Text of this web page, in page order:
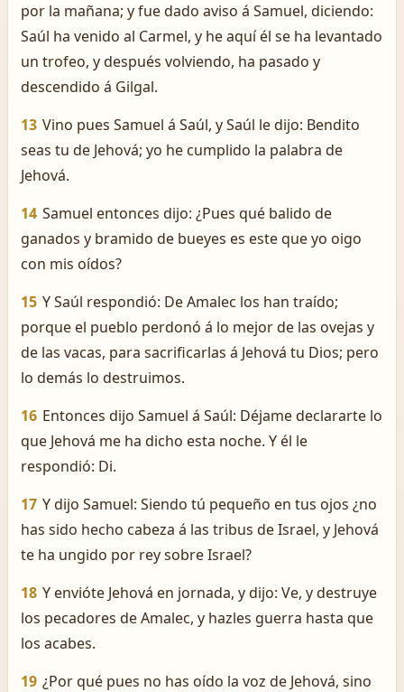
por la mañana; y fue dado aviso á Samuel, diciendo:
Saúl ha venido al Carmel, y he aquí él se ha levantado
un trofeo, y después volviendo, ha pasado y
descendido á Gilgal.
13 Vino pues Samuel á Saúl, y Saúl le dijo: Bendito
seas tu de Jehová; yo he cumplido la palabra de
Jehová.
14 Samuel entonces dijo: ¿Pues qué balido de
ganados y bramido de bueyes es este que yo oigo
con mis oídos?
15 Y Saúl respondió: De Amalec los han traído;
porque el pueblo perdonó á lo mejor de las ovejas y
de las vacas, para sacrificarlas á Jehová tu Dios; pero
lo demás lo destruimos.
16 Entonces dijo Samuel á Saúl: Déjame declararte lo
que Jehová me ha dicho esta noche. Y él le
respondió: Di.
17 Y dijo Samuel: Siendo tú pequeño en tus ojos ¿no
has sido hecho cabeza á las tribus de Israel, y Jehová
te ha ungido por rey sobre Israel?
18 Y envióte Jehová en jornada, y dijo: Ve, y destruye
los pecadores de Amalec, y hazles guerra hasta que
los acabes.
19 ¿Por qué pues no has oído la voz de Jehová, sino